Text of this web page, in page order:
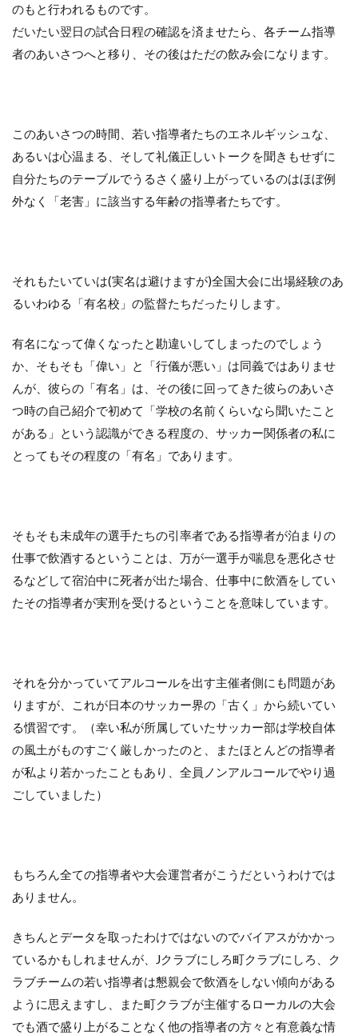
のもと行われるものです。
だいたい翌日の試合日程の確認を済ませたら、各チーム指導
者のあいさつへと移り、その後はただの飲み会になります。
このあいさつの時間、若い指導者たちのエネルギッシュな、
あるいは心温まる、そして礼儀正しいトークを聞きもせずに
自分たちのテーブルでうるさく盛り上がっているのはほぼ例
外なく「老害」に該当する年齢の指導者たちです。
それもたいていは(実名は避けますが)全国大会に出場経験のあ
るいわゆる「有名校」の監督たちだったりします。
有名になって偉くなったと勘違いしてしまったのでしょう
か、そもそも「偉い」と「行儀が悪い」は同義ではありませ
んが、彼らの「有名」は、その後に回ってきた彼らのあいさ
つ時の自己紹介で初めて「学校の名前くらいなら聞いたこと
がある」という認識ができる程度の、サッカー関係者の私に
とってもその程度の「有名」であります。
そもそも未成年の選手たちの引率者である指導者が泊まりの
仕事で飲酒するということは、万が一選手が喘息を悪化させ
るなどして宿泊中に死者が出た場合、仕事中に飲酒をしてい
たその指導者が実刑を受けるということを意味しています。
それを分かっていてアルコールを出す主催者側にも問題があ
りますが、これが日本のサッカー界の「古く」から続いてい
る慣習です。（幸い私が所属していたサッカー部は学校自体
の風土がものすごく厳しかったのと、またほとんどの指導者
が私より若かったこともあり、全員ノンアルコールでやり過
ごしていました）
もちろん全ての指導者や大会運営者がこうだというわけでは
ありません。
きちんとデータを取ったわけではないのでバイアスがかかっ
ているかもしれませんが、Jクラブにしろ町クラブにしろ、ク
ラブチームの若い指導者は懇親会で飲酒をしない傾向がある
ように思えますし、また町クラブが主催するローカルの大会
でも酒で盛り上がることなく他の指導者の方々と有意義な情